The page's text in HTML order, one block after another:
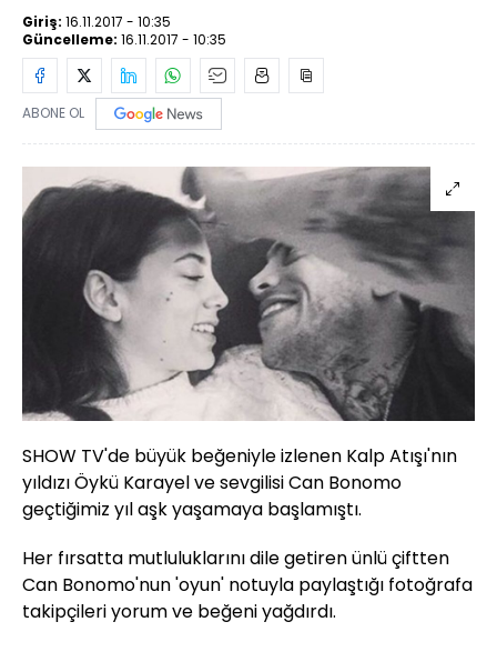
Giriş: 16.11.2017 - 10:35
Güncelleme: 16.11.2017 - 10:35
ABONE OL
SHOW TV'de büyük beğeniyle izlenen Kalp Atışı'nın
yıldızı Öykü Karayel ve sevgilisi Can Bonomo
geçtiğimiz yıl aşk yaşamaya başlamıştı.
Her fırsatta mutluluklarını dile getiren ünlü çiftten
Can Bonomo'nun 'oyun' notuyla paylaştığı fotoğrafa
takipçileri yorum ve beğeni yağdırdı.